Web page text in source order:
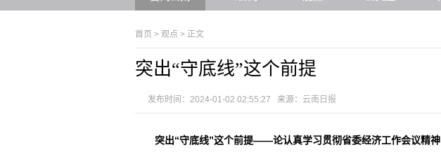
首页 > 观点 > 正文
突出“守底线”这个前提
发布时间：2024-01-02 02:55:27 来源： 云南日报
突出“守底线”这个前提——论认真学习贯彻省委经济工作会议精神